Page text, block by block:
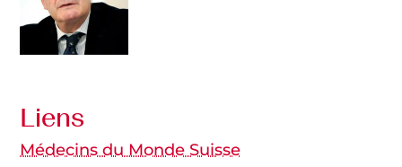
Liens
Médecins du Monde Suisse